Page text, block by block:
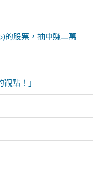
的股票，抽中賺二萬
點！」